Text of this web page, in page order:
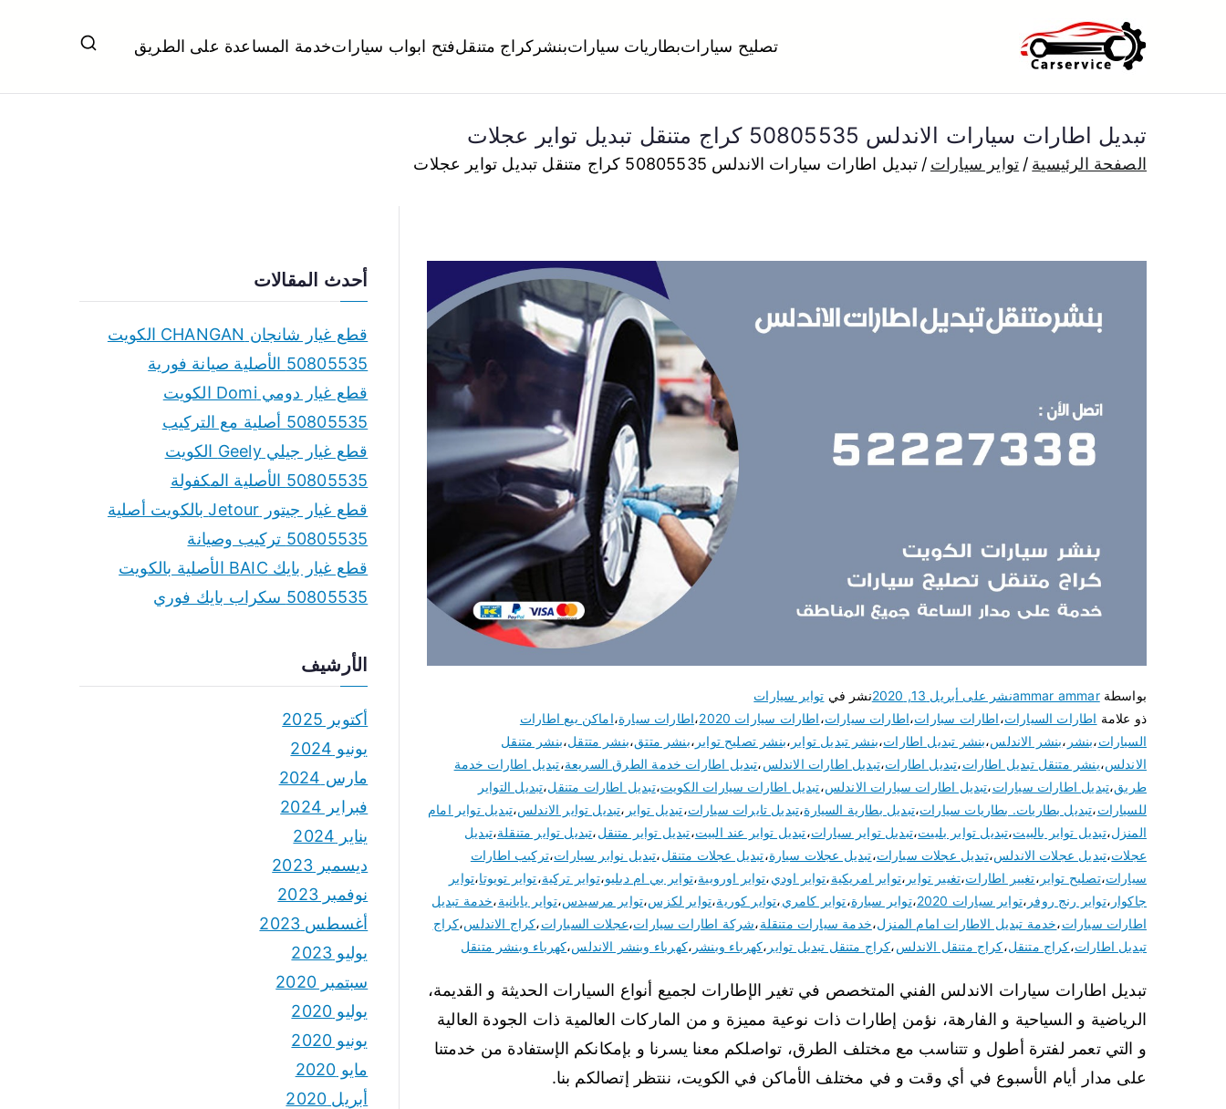
بنشر متنقل الكويت
بنشر متنقل الكويت كهرباء وبنشر تبديل تواير تواير اطارات عجلات تصليح وصيانة سيارات امام المنزل تبديل بطاريات بارخص الاسعار
تصليح سياراتبطاريات سياراتبنشر كراج متنقلفتح ابواب سياراتخدمة المساعدة على الطريق
تبديل اطارات سيارات الاندلس 50805535 كراج متنقل تبديل تواير عجلات
الصفحة الرئيسية تواير سيارات تبديل اطارات سيارات الاندلس 50805535 كراج متنقل تبديل تواير عجلات
بواسطةammar ammarنشر على أبريل 13, 2020 نشر في تواير سيارات
ذو علامة اطارات السيارات،اطارات سبارات،اطارات سيارات،اطارات سيارات 2020 ،اطارات سيارة،اماكن بيع اطارات
السيارات،بنشر ،بنشر الاندلس،بنشر تبديل اطارات،بنشر تبديل تواير ،بنشر تصليح تواير ،بنشر متتق،بنشر متتقل،بنشر متنقل
الاندلس،بنشر متنقل تبديل اطارات،تبديل اطارات،تبديل اطارات الاندلس،تبديل اطارات خدمة الطرق السريعة،تبديل اطارات خدمة
طريق،تبديل اطارات سيارات،تبديل اطارات سيارات الاندلس،تبديل اطارات سيارات الكويت،تبديل اطارات متنقل،تبديل التواير
للسيارات،تبديل بطاريات. بطاريات سيارات،تبديل بطارية السيارة،تبديل تايرات سيارات،تبديل تواير ،تبديل تواير الاندلس،تبديل تواير امام
المنزل،تبديل تواير بالبيت،تبديل تواير بلبيت،تبديل تواير سيارات،تبديل تواير عند البيت،تبديل تواير متنقل،تبديل تواير متنقلة،تبديل
عجلات،تبديل عجلات الاندلس،تبديل عجلات سيارات،تبديل عجلات سيارة،تبديل عجلات متنقل،تبديل نوابر سيارات،تركيب اطارات
سيارات،تصليح تواير ،تغيير اطارات،تغيير تواير ،تواير امريكية،تواير اودي،تواير اوروبية،تواير بي ام دبليو،تواير تركية،تواير تويوتا،تواير
جاكوار ،تواير رنج روفر ،تواير سيارات 2020 ،تواير سيارة،تواير كامري،تواير كورية،تواير لكزس،تواير مرسيدس،تواير يابانية،خدمة تبديل
اطارات سيارات،خدمة تبديل الاطارات امام المنزل،خدمة سيارات متنقلة،شركة اطارات سيارات،عجلات السيارات،كراج الاندلس،كراج
تبديل اطارات،كراج متنقل،كراج متنقل الاندلس،كراج متنقل تبديل تواير ،كهرباء وبنشر ،كهرباء وبنشر الاندلس،كهرباء وبنشر متنقل
تبديل اطارات سيارات الاندلس الفني المتخصص في تغير الإطارات لجميع أنواع السيارات الحديثة و القديمة،
الرياضية و السياحية و الفارهة، نؤمن إطارات ذات نوعية مميزة و من الماركات العالمية ذات الجودة العالية
و التي تعمر لفترة أطول و تتناسب مع مختلف الطرق، تواصلكم معنا يسرنا و بإمكانكم الإستفادة من خدمتنا
على مدار أيام الأسبوع في أي وقت و في مختلف الأماكن في الكويت، ننتظر إتصالكم بنا.
أحدث المقالات
قطع غيار شانجان CHANGAN الكويت
50805535 الأصلية صيانة فورية
قطع غيار دومي Domi الكويت
50805535 أصلية مع التركيب
قطع غيار جيلي Geely الكويت
50805535 الأصلية المكفولة
قطع غيار جيتور Jetour بالكويت أصلية
50805535 تركيب وصيانة
قطع غيار بايك BAIC الأصلية بالكويت
50805535 سكراب بايك فوري
الأرشيف
أكتوبر 2025
يونيو 2024
مارس 2024
فبراير 2024
يناير 2024
ديسمبر 2023
نوفمبر 2023
أغسطس 2023
يوليو 2023
سبتمبر 2020
يوليو 2020
يونيو 2020
مايو 2020
أبريل 2020